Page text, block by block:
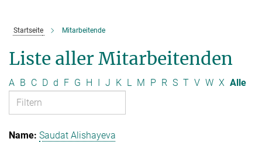
Startseite Mitarbeitende
Liste aller Mitarbeitenden
A B C D d F G H I J K L M P R S T V W X Alle
Saudat Alishayeva